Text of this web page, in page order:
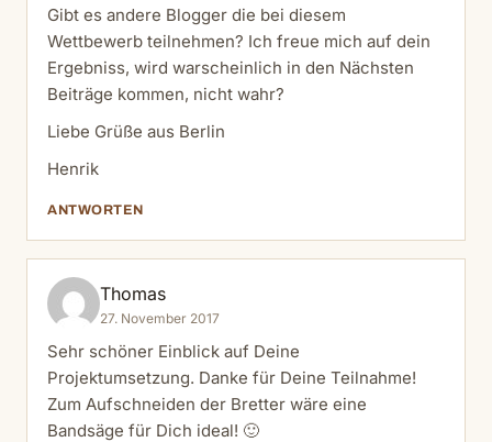
Gibt es andere Blogger die bei diesem
Wettbewerb teilnehmen? Ich freue mich auf dein
Ergebniss, wird warscheinlich in den Nächsten
Beiträge kommen, nicht wahr?
Liebe Grüße aus Berlin
Henrik
ANTWORTEN
Thomas
27. November 2017
Sehr schöner Einblick auf Deine
Projektumsetzung. Danke für Deine Teilnahme!
Zum Aufschneiden der Bretter wäre eine
Bandsäge für Dich ideal! 🙂